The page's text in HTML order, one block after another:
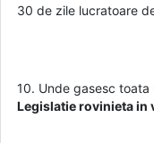
30 de zile lucratoare
10. Unde gasesc toata
Legislatie rovinieta in